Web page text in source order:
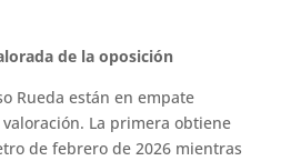
de la oposición
Rueda están en empate
La primera obtiene
de febrero de 2026 mientras